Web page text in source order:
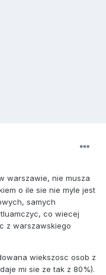
warszawie, nie musza
o ile sie nie myle jest
samych
co wiecej
z warszawskiego
wiekszosc osob z
mi sie ze tak z 80%).